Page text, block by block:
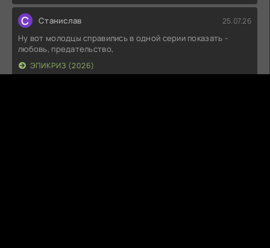
С Станислав 25.07.26
Ну вот молодцы справились в одной серии показать -
любовь, предательство,
ЭПИКРИЗ (2026)